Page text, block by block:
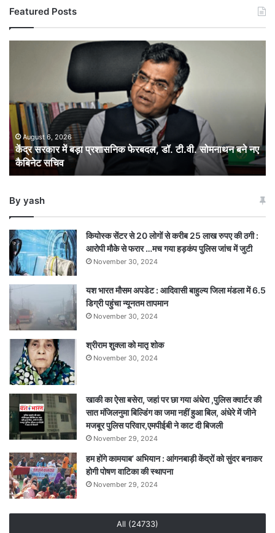
Featured Posts
फेरबदल,
डॉ.
टी.वी.
सोमनाथन
बने
नए
सचिव
August 6, 2026
केंद्र सरकार में बड़ा प्रशासनिक फेरबदल, डॉ. टी.वी. सोमनाथन बने नए
कैबिनेट सचिव
By yash
कियोस्क सेंटर से 20 लोगों से करीब 25 लाख रुपए की ठगी :
आरोपी मौके से फरार …मच गया हड़कंप पुलिस जांच में जुटी
November 30, 2024
यश भारत मौसम अपडेट : आदिवासी बाहुल्य जिला मंडला में 6.5
डिग्री पहुंचा न्यूनतम तापमान
November 30, 2024
श्रीराम शुक्ला को मातृ शोक
November 30, 2024
खाकी का ऐसा बसेरा, जहां पर छा गया अंधेरा ,पुलिस क्वार्टर की
सात मंजिलनुमा बिल्डिंग का जमा नहीं हुआ बिल, अंधेरे में जीने
मजबूर पुलिस परिवार,एमपीईबी ने काट दी बिजली
November 29, 2024
हम होंगे कामयाब’ अभियान : आंगनबाड़ी केंद्रों को सुंदर बनाकर
होगी पोषण वाटिका की स्थापना
November 29, 2024
All (24733)